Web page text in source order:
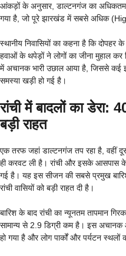
आंकड़ों के अनुसार, डाल्टनगंज का अधिकतम
गया है, जो पूरे झारखंड में सबसे अधिक
स्थानीय निवासियों का कहना है कि
हवाओं के थपेड़ों ने लोगों का जीना मुहाल कर
में अचानक भारी उछाल आया है, जिससे कई
समस्या खड़ी हो गई है।
रांची में बादलों का डेरा:
बड़ी राहत
एक तरफ जहां डाल्टनगंज तप रहा है, वहीं
ही करवट ली है। रांची और इसके आसपास के
गई है। यह इस सीजन की सबसे प्रमुख
रांची वासियों को बड़ी राहत दी है।
बारिश के बाद रांची का न्यूनतम तापमान
सामान्य से 2.9 डिग्री कम है। इस अचानक
हो गया है और लोग पार्कों और पर्यटन